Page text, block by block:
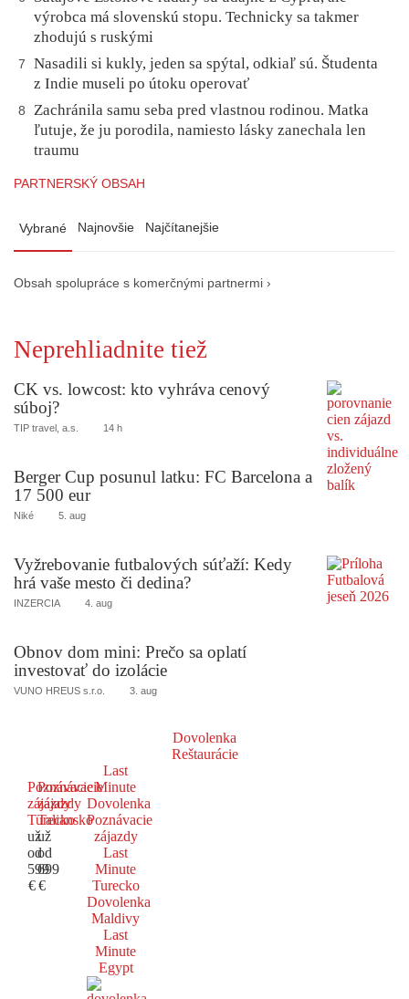
výrobca má slovenskú stopu. Technicky sa takmer
zhodujú s ruskými
7
Nasadili si kukly, jeden sa spýtal, odkiaľ sú. Študenta
z Indie museli po útoku operovať
8
Zachránila samu seba pred vlastnou rodinou. Matka
ľutuje, že ju porodila, namiesto lásky zanechala len
traumu
PARTNERSKÝ OBSAH
Vybrané Najnovšie Najčítanejšie
Obsah spolupráce s komerčnými partnermi ›
Neprehliadnite tiež
CK vs. lowcost: kto vyhráva cenový
súboj?
TIP travel, a.s. 14 h
Berger Cup posunul latku: FC Barcelona a
17 500 eur
Niké 5. aug
Vyžrebovanie futbalových súťaží: Kedy
hrá vaše mesto či dedina?
INZERCIA 4. aug
Obnov dom mini: Prečo sa oplatí
investovať do izolácie
VUNO HREUS s.r.o. 3. aug
Dovolenka
Reštaurácie
Poznávacie
zájazdy
Turecko
už
od
599
€
Poznávacie
zájazdy
Taliansko
už
od
699
€
Last
Minute
Dovolenka
Poznávacie
zájazdy
Last
Minute
Turecko
Dovolenka
Maldivy
Last
Minute
Egypt